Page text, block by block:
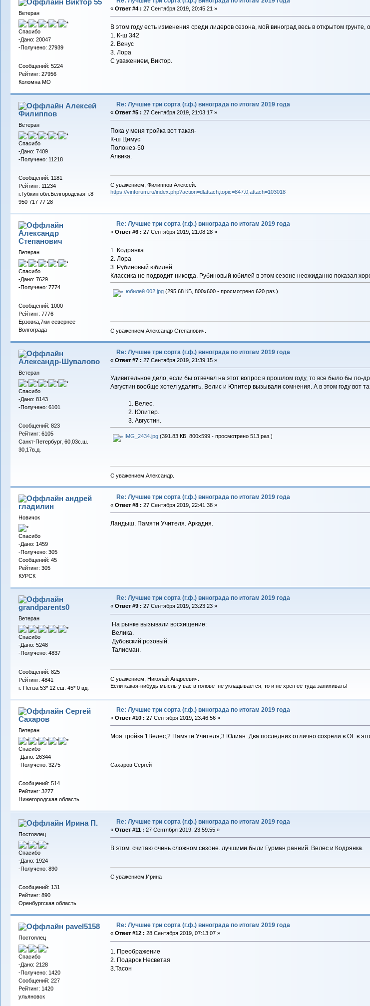
Виктор 55
Ветеран
Спасибо
-Дано: 20047
-Получено: 27939
Сообщений: 5224
Рейтинг: 27956
Коломна МО
« Ответ #4 : 27 Сентября 2019, 20:45:21 »
В этом году есть изменения среди лидеров сезона, мой виноград весь в открытом
1. К-ш 342
2. Венус
3. Лора
С уважением, Виктор.
Алексей
Филиппов
Ветеран
Спасибо
-Дано: 7409
-Получено: 11218
Сообщений: 1181
Рейтинг: 11234
г.Губкин обл.Белгородская т.8
950 717 77 28
Re: Лучшие три сорта (г.ф.) винограда по итогам 2019 года
« Ответ #5 : 27 Сентября 2019, 21:03:17 »
Пока у меня тройка вот такая-
К-ш Цимус
Полонез-50
Алвика.
С уважением, Филиппов Алексей.
https://vinforum.ru/index.php?action=dlattach;topic=847.0;attach=103018
Александр
Cтепанович
Ветеран
Спасибо
-Дано: 7629
-Получено: 7774
Сообщений: 1000
Рейтинг: 7776
Ерзовка,7км севернее
Волгограда
Re: Лучшие три сорта (г.ф.) винограда по итогам 2019 года
« Ответ #6 : 27 Сентября 2019, 21:08:28 »
1. Кодрянка
2. Лора
3. Рубиновый юбилей
Классика не подводит никогда. Рубиновый юбилей в этом сезоне неожиданно показал
юбилей 002.jpg(295.68 КБ, 800x600 - просмотрено 620 раз.)
С уважением,Александр Степанович.
Александр-Шувалово
Ветеран
Спасибо
-Дано: 8143
-Получено: 6101
Сообщений: 823
Рейтинг: 6105
Санкт-Петербург, 60,03с.ш.
30,17в.д.
Re: Лучшие три сорта (г.ф.) винограда по итогам 2019 года
« Ответ #7 : 27 Сентября 2019, 21:39:15 »
Удивительное дело, если бы отвечал на этот вопрос в прошлом году, то все было бы по-
Августин вообще хотел удалить, Велис и Юпитер вызывали сомнения. А в этом году вот
1. Велес.
2. Юпитер.
3. Августин.
IMG_2434.jpg(391.83 КБ, 800x599 - просмотрено 513 раз.)
С уважением,Александр.
андрей
гладилин
Новичок
Спасибо
-Дано: 1459
-Получено: 305
Сообщений: 45
Рейтинг: 305
КУРСК
Re: Лучшие три сорта (г.ф.) винограда по итогам 2019 года
« Ответ #8 : 27 Сентября 2019, 22:41:38 »
Ландыш. Памяти Учителя. Аркадия.
grandparents0
Ветеран
Спасибо
-Дано: 5248
-Получено: 4837
Сообщений: 825
Рейтинг: 4841
г. Пенза 53* 12 сш. 45* 0 вд.
Re: Лучшие три сорта (г.ф.) винограда по итогам 2019 года
« Ответ #9 : 27 Сентября 2019, 23:23:23 »
На рынке вызывали восхищение:
Велика.
Дубовский розовый.
Талисман.
С уважением, Николай Андреевич.
Если какая-нибудь мысль у вас в голове не укладывается, то и не хрен её туда запихивать!
Сергей
Сахаров
Ветеран
Спасибо
-Дано: 26344
-Получено: 3275
Сообщений: 514
Рейтинг: 3277
Нижегородская область
Re: Лучшие три сорта (г.ф.) винограда по итогам 2019 года
« Ответ #10 : 27 Сентября 2019, 23:46:56 »
Моя тройка:1Велес,2 Памяти Учителя,3 Юлиан .Два последних отлично созрели в ОГ в
Сахаров Сергей
Ирина П.
Постоялец
Спасибо
-Дано: 1924
-Получено: 890
Сообщений: 131
Рейтинг: 890
Оренбургская область
Re: Лучшие три сорта (г.ф.) винограда по итогам 2019 года
« Ответ #11 : 27 Сентября 2019, 23:59:55 »
В этом. считаю очень сложном сезоне. лучшими были Гурман ранний. Велес и Кодрянка.
С уважением,Ирина
pavel5158
Постоялец
Спасибо
-Дано: 2128
-Получено: 1420
Сообщений: 227
Рейтинг: 1420
ульяновск
Re: Лучшие три сорта (г.ф.) винограда по итогам 2019 года
« Ответ #12 : 28 Сентября 2019, 07:13:07 »
1. Преображение
2. Подарок Несветая
3.Тасон